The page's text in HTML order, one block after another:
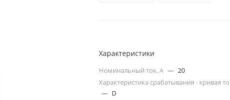
Характеристики
Номинальный ток, А — 20
Характеристика срабатывания - кривая
— D